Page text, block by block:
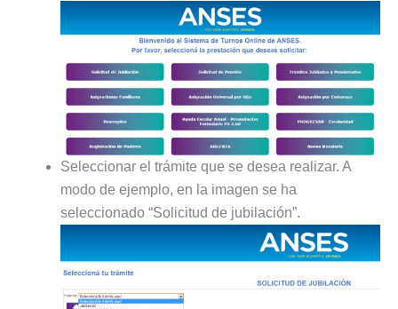
Seleccionar el trámite que se desea realizar. A
modo de ejemplo, en la imagen se ha
seleccionado “Solicitud de jubilación”.